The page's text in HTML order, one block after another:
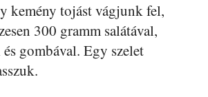
kemény tojást vágjunk fel,
300 gramm salátával,
gombával. Egy szelet